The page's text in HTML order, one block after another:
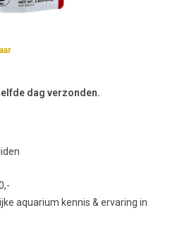
dag verzonden.
aquarium kennis & ervaring in